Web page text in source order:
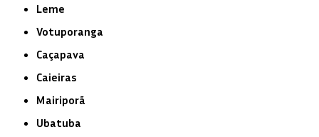
Leme
Votuporanga
Caçapava
Caieiras
Mairiporã
Ubatuba